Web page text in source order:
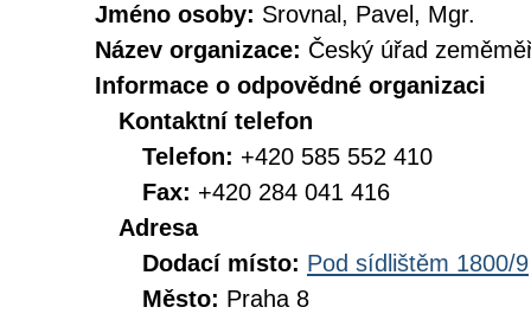
Jméno osoby: Srovnal, Pavel, Mgr.
Název organizace: Český úřad
Informace o odpovědné organizaci
Kontaktní telefon
Telefon: +420 585 552 410
Fax: +420 284 041 416
Adresa
Dodací místo: Pod sídlištěm 1800/9
Město: Praha 8